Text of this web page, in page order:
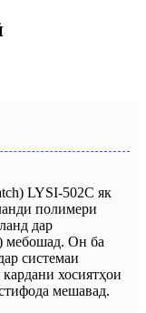
LYSI-502C як
полимери
дар
мебошад. Он ба
системаи
хосиятҳои
мешавад.